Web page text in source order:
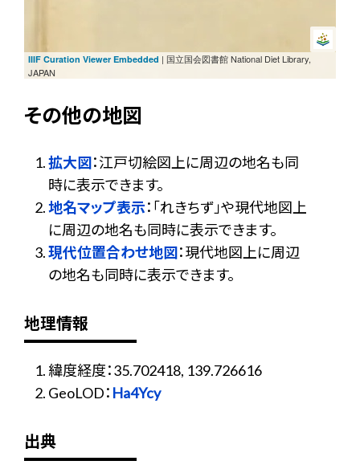
IIIF Curation Viewer Embedded | 国立国会図書館 National Diet Library,
JAPAN
その他の地図
拡大図：江戸切絵図上に周辺の地名も同
時に表示できます。
地名マップ表示：「れきちず」や現代地図上
に周辺の地名も同時に表示できます。
現代位置合わせ地図：現代地図上に周辺
の地名も同時に表示できます。
地理情報
緯度経度：35.702418, 139.726616
GeoLOD： Ha4Ycy
出典